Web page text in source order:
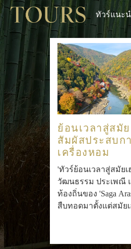
ทัวร์แนะ
ย้อนเวลาสู่สมั
สัมผัสประสบก
เครื่องหอม
'ทัวร์ย้อนเวลาสู่สมัย
วัฒนธรรม ประเพณี
ท้องถิ่นของ 'Saga
สืบทอดมาตั้งแต่สมัย